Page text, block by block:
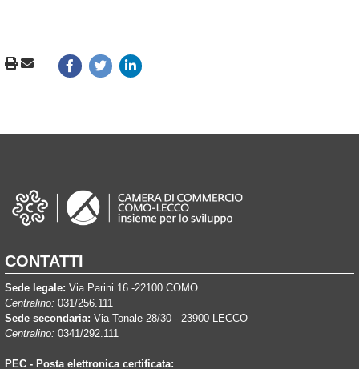
CONTATTI
Sede legale: Via Parini 16 -22100 COMO
Centralino: 031/256.111
Sede secondaria: Via Tonale 28/30 - 23900 LECCO
Centralino: 0341/292.111
PEC - Posta elettronica certificata: